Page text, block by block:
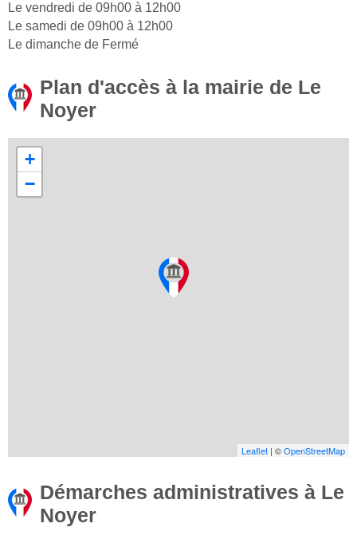
Le vendredi de 09h00 à 12h00
Le samedi de 09h00 à 12h00
Le dimanche de Fermé
Plan d'accès à la mairie de Le
Noyer
+
−
Leaflet | ©OpenStreetMap
Démarches administratives à Le
Noyer